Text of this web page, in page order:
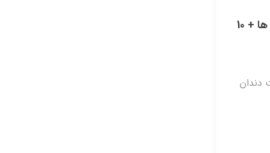
گذاشتن ایمپلنت بعد از کشیدن دندان: زمان مناسب و مراقبت ها + 10
دندان